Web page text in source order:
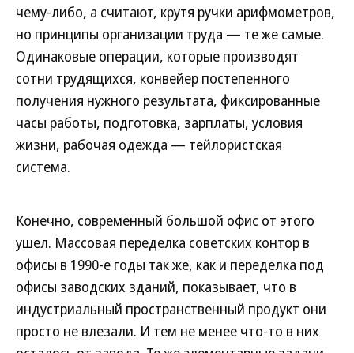
чему-либо, а считают, крутя ручки арифмометров,
но принципы организации труда — те же самые.
Одинаковые операции, которые производят
сотни трудящихся, конвейер постепенного
получения нужного результата, фиксированные
часы работы, подготовка, зарплаты, условия
жизни, рабочая одежда — тейлористская
система.
Конечно, современный большой офис от этого
ушел. Массовая переделка советских контор в
офисы в 1990-е годы так же, как и переделка под
офисы заводских зданий, показывает, что в
индустриальный пространственный продукт они
просто не влезали. И тем не менее что-то в них